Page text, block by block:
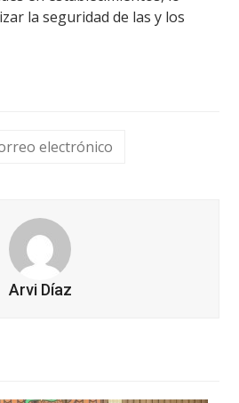
la seguridad de las y los
electrónico
Arvi Díaz